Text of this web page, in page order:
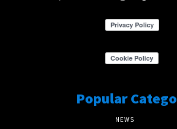
Popular
NEWS